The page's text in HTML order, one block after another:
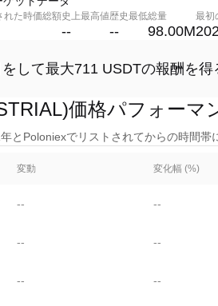
れた時価総額史上最高値
--
歴史最低
--
総量
98.00M
最初
して最大711 USDTの報酬を得
価格パフォーマ
とPoloniexでリストされてからの時間
変動 変化幅 (%)
-- --
-- --
-- --